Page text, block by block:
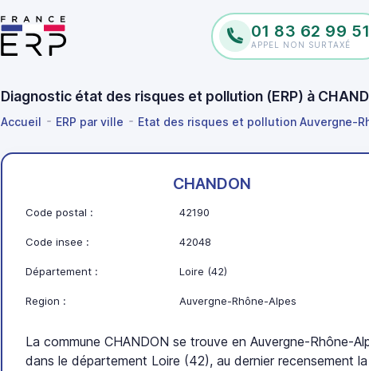
01 83 62 99 51
APPEL NON SURTAXÉ
Diagnostic état des risques et pollution (ERP) à
Accueil ERP par ville Etat des risques et pollution Auvergne-
CHANDON
Code postal : 42190
Code insee : 42048
Département : Loire (42)
Region : Auvergne-Rhône-Alpes
La commune CHANDON se trouve en Auvergne-Rhône-
dans le département Loire (42), au dernier recensement la